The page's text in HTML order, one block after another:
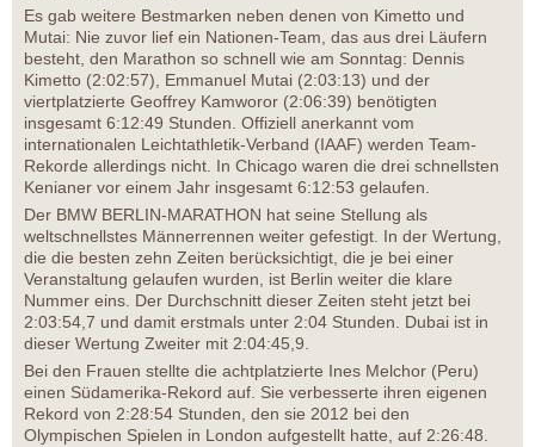
Es gab weitere Bestmarken neben denen von Kimetto und
Mutai: Nie zuvor lief ein Nationen-Team, das aus drei Läufern
besteht, den Marathon so schnell wie am Sonntag: Dennis
Kimetto (2:02:57), Emmanuel Mutai (2:03:13) und der
viertplatzierte Geoffrey Kamworor (2:06:39) benötigten
insgesamt 6:12:49 Stunden. Offiziell anerkannt vom
internationalen Leichtathletik-Verband (IAAF) werden Team-
Rekorde allerdings nicht. In Chicago waren die drei schnellsten
Kenianer vor einem Jahr insgesamt 6:12:53 gelaufen.
Der BMW BERLIN-MARATHON hat seine Stellung als
weltschnellstes Männerrennen weiter gefestigt. In der Wertung,
die die besten zehn Zeiten berücksichtigt, die je bei einer
Veranstaltung gelaufen wurden, ist Berlin weiter die klare
Nummer eins. Der Durchschnitt dieser Zeiten steht jetzt bei
2:03:54,7 und damit erstmals unter 2:04 Stunden. Dubai ist in
dieser Wertung Zweiter mit 2:04:45,9.
Bei den Frauen stellte die achtplatzierte Ines Melchor (Peru)
einen Südamerika-Rekord auf. Sie verbesserte ihren eigenen
Rekord von 2:28:54 Stunden, den sie 2012 bei den
Olympischen Spielen in London aufgestellt hatte, auf 2:26:48.